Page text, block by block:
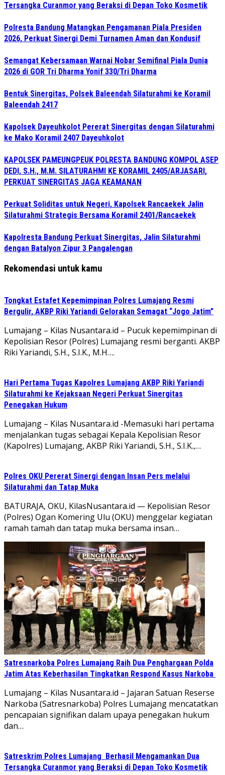
Tersangka Curanmor yang Beraksi di Depan Toko Kosmetik
Polresta Bandung Matangkan Pengamanan Piala Presiden
2026, Perkuat Sinergi Demi Turnamen Aman dan Kondusif
Semangat Kebersamaan Warnai Nobar Semifinal Piala Dunia
2026 di GOR Tri Dharma Yonif 330/Tri Dharma
Bentuk Sinergitas, Polsek Baleendah Silaturahmi ke Koramil
Baleendah 2417
Kapolsek Dayeuhkolot Pererat Sinergitas dengan Silaturahmi
ke Mako Koramil 2407 Dayeuhkolot
KAPOLSEK PAMEUNGPEUK POLRESTA BANDUNG KOMPOL ASEP
DEDI, S.H., M.M. SILATURAHMI KE KORAMIL 2405/ARJASARI,
PERKUAT SINERGITAS JAGA KEAMANAN
Perkuat Soliditas untuk Negeri, Kapolsek Rancaekek Jalin
Silaturahmi Strategis Bersama Koramil 2401/Rancaekek
Kapolresta Bandung Perkuat Sinergitas, Jalin Silaturahmi
dengan Batalyon Zipur 3 Pangalengan
Rekomendasi untuk kamu
Tongkat Estafet Kepemimpinan Polres Lumajang Resmi
Bergulir, AKBP Riki Yariandi Gelorakan Semagat “Jogo Jatim”
Lumajang – Kilas Nusantara.id – Pucuk kepemimpinan di
Kepolisian Resor (Polres) Lumajang resmi berganti. AKBP
Riki Yariandi, S.H., S.I.K., M.H….
Hari Pertama Tugas Kapolres Lumajang AKBP Riki Yariandi
Silaturahmi ke Kejaksaan Negeri Perkuat Sinergitas
Penegakan Hukum
Lumajang – Kilas Nusantara.id -Memasuki hari pertama
menjalankan tugas sebagai Kepala Kepolisian Resor
(Kapolres) Lumajang, AKBP Riki Yariandi, S.H., S.I.K.,…
Polres OKU Pererat Sinergi dengan Insan Pers melalui
Silaturahmi dan Tatap Muka
BATURAJA, OKU, KilasNusantara.id — Kepolisian Resor
(Polres) Ogan Komering Ulu (OKU) menggelar kegiatan
ramah tamah dan tatap muka bersama insan…
Satresnarkoba Polres Lumajang Raih Dua Penghargaan Polda
Jatim Atas Keberhasilan Tingkatkan Respond Kasus Narkoba
Lumajang – Kilas Nusantara.id – Jajaran Satuan Reserse
Narkoba (Satresnarkoba) Polres Lumajang mencatatkan
pencapaian signifikan dalam upaya penegakan hukum
dan…
Satreskrim Polres Lumajang Berhasil Mengamankan Dua
Tersangka Curanmor yang Beraksi di Depan Toko Kosmetik